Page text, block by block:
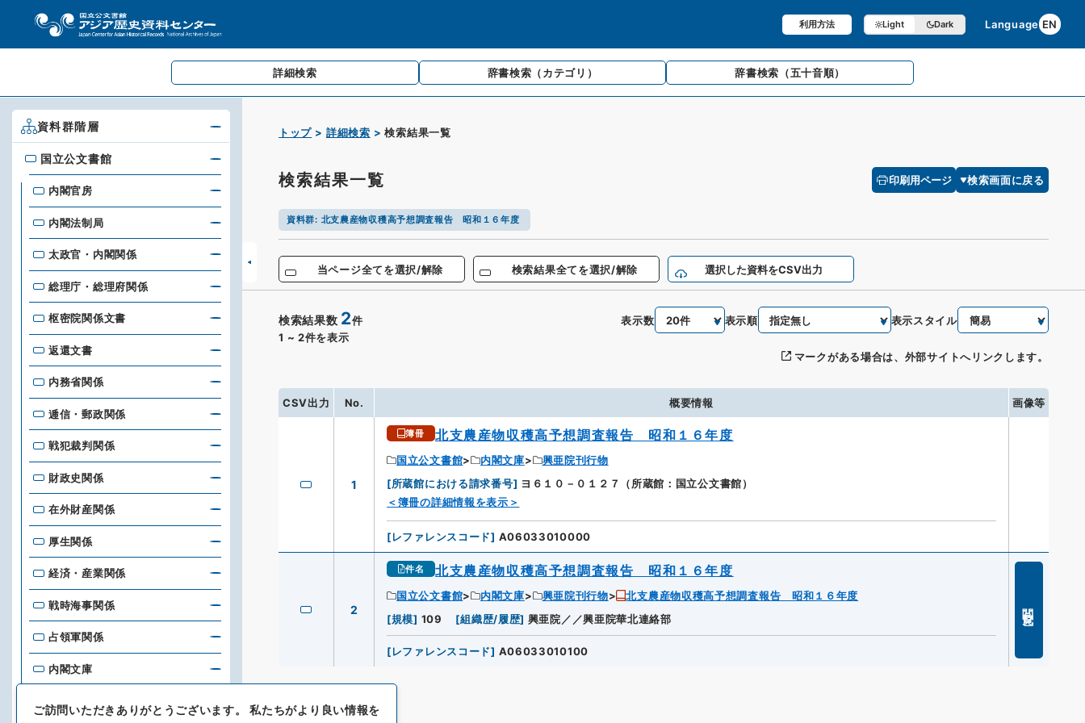
利用方法 Light Dark Language EN
詳細検索 辞書検索 （カテゴリ） 辞書検索 （五十音順）
トップ 詳細検索 検索結果一覧
検索結果一覧 印刷用ページ 検索画面に戻る
資料群: 北支農産物収穫高予想調査報告 昭和１６年度
当ページ全てを選択/解除 検索結果全てを選択/解除 選択した資料をCSV出力
検索結果数 2件
1 ~ 2件を表示
表示数 表示順 表示スタイル
マークがある場合は、外部サイトへリンクします。
CSV出力 No. 概要情報 画像等
1
簿冊 北支農産物収穫高予想調査報告 昭和１６年度
国立公文書館 内閣文庫
興亜院刊行物
[所蔵館における請求番号] ヨ６１０－０１２７（所蔵館：国立公文書館）
＜簿冊の詳細情報を表示＞
[レファレンスコード] A06033010000
2
件名 北支農産物収穫高予想調査報告 昭和１６年度
国立公文書館 内閣文庫 興亜院刊行物
北支農産物収穫高予想調査報告 昭和１６年度
[規模] 109 [組織歴/履歴] 興亜院／／興亜院華北連絡部
[レファレンスコード] A06033010100
資料群階層
国立公文書館
国立公文書館
内閣官房
内閣法制局
太政官・内閣関係
総理庁・総理府関係
枢密院関係文書
返還文書
内務省関係
逓信・郵政関係
戦犯裁判関係
財政史関係
在外財産関係
厚生関係
経済・産業関係
戦時海事関係
占領軍関係
内閣文庫
ご訪問いただきありがとうございます。私たちがより良い情報を